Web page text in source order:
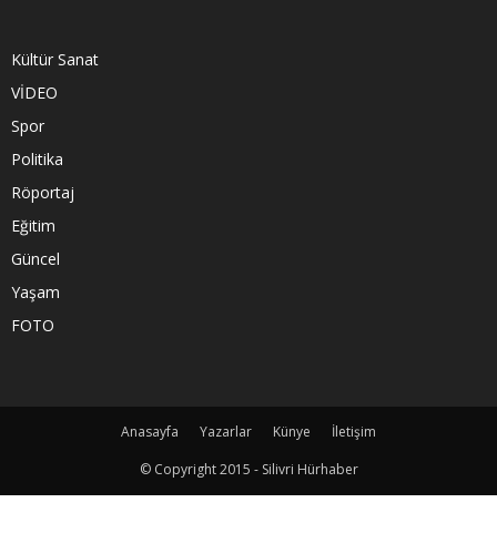
Kültür Sanat
VİDEO
Spor
Politika
Röportaj
Eğitim
Güncel
Yaşam
FOTO
Anasayfa Yazarlar Künye
İletişim
© Copyright 2015 - Silivri Hürhaber